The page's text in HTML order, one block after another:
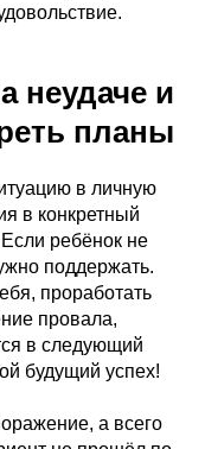
неудаче и
планы
в личную
в конкретный
ребёнок не
поддержать.
проработать
провала,
в следующий
будущий успех!
а всего